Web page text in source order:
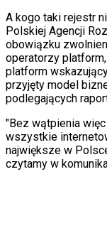
A kogo taki rejestr
Polskiej Agencji
obowiązku
operatorzy
platform
przyjęty model
podlegających
"Bez wątpienia
wszystkie
największe w
czytamy w